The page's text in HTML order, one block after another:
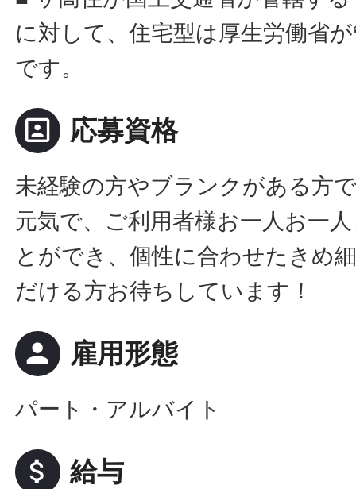
に対して、住宅型は厚生労働省
です。
portrait 応募資格
未経験の方やブランクがある方
元気で、ご利用者様お一人お一
とができ、個性に合わせたきめ
だける方お待ちしています！
person 雇用形態
パート・アルバイト
attach_money 給与